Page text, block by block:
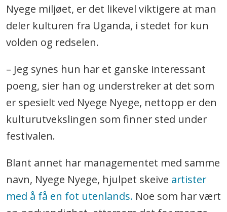
Nyege miljøet, er det likevel viktigere at man
deler kulturen fra Uganda, i stedet for kun
volden og redselen.
– Jeg synes hun har et ganske interessant
poeng, sier han og understreker at det som
er spesielt ved Nyege Nyege, nettopp er den
kulturutvekslingen som finner sted under
festivalen.
Blant annet har managementet med samme
navn, Nyege Nyege, hjulpet skeive artister
med å få en fot utenlands. Noe som har vært